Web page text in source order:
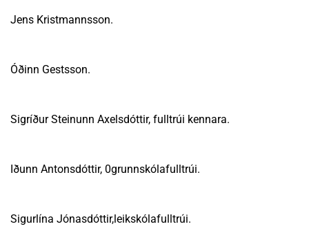
Jens Kristmannsson.
Óðinn Gestsson.
Sigríður Steinunn Axelsdóttir, fulltrúi kennara.
Iðunn Antonsdóttir, 0grunnskólafulltrúi.
Sigurlína Jónasdóttir,leikskólafulltrúi.